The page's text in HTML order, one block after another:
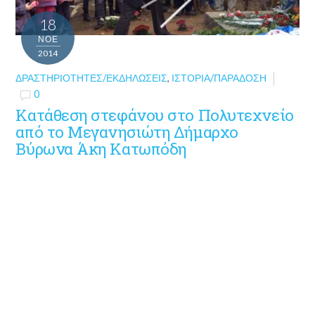
18
ΝΟΈ
2014
ΔΡΑΣΤΗΡΙΌΤΗΤΕΣ/ΕΚΔΗΛΏΣΕΙΣ, ΙΣΤΟΡΊΑ/ΠΑΡΆΔΟΣΗ
0
Κατάθεση στεφάνου στο Πολυτεχνείο
από το Μεγανησιώτη Δήμαρχο
Βύρωνα Άκη Κατωπόδη